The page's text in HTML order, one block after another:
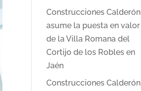
Construcciones Calderón
asume la puesta en valor
de la Villa Romana del
Cortijo de los Robles en
Jaén
Construcciones Calderón